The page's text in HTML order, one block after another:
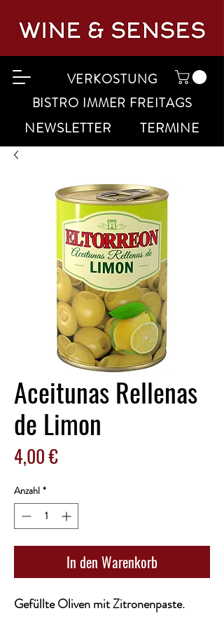
VERKOSTUNG
BISTRO IMMER FREITAGS
NEWSLETTER TERMINE
Aceitunas Rellenas
de Limon
4,00 €Preis
Anzahl *
In den Warenkorb
Gefüllte Oliven mit Zitronenpaste.